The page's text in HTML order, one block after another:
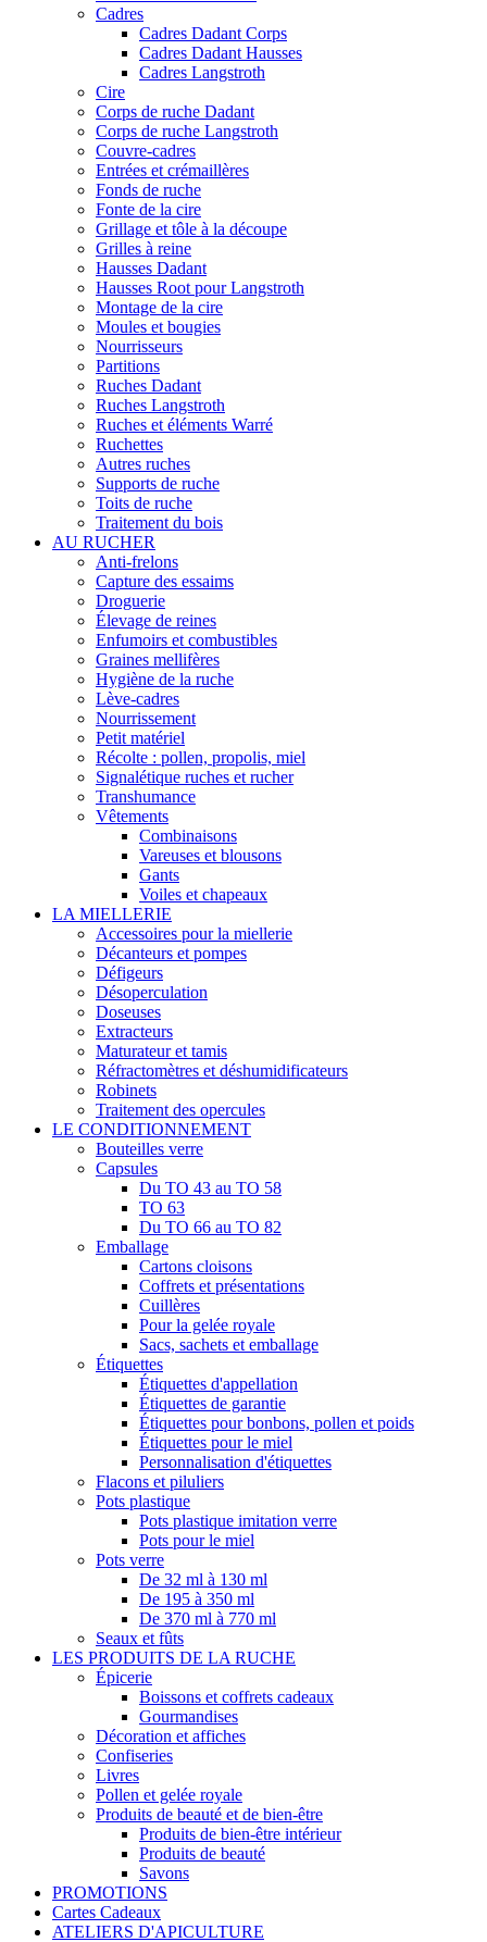
Cadres
Cadres Dadant Corps
Cadres Dadant Hausses
Cadres Langstroth
Cire
Corps de ruche Dadant
Corps de ruche Langstroth
Couvre-cadres
Entrées et crémaillères
Fonds de ruche
Fonte de la cire
Grillage et tôle à la découpe
Grilles à reine
Hausses Dadant
Hausses Root pour Langstroth
Montage de la cire
Moules et bougies
Nourrisseurs
Partitions
Ruches Dadant
Ruches Langstroth
Ruches et éléments Warré
Ruchettes
Autres ruches
Supports de ruche
Toits de ruche
Traitement du bois
AU RUCHER
Anti-frelons
Capture des essaims
Droguerie
Élevage de reines
Enfumoirs et combustibles
Graines mellifères
Hygiène de la ruche
Lève-cadres
Nourrissement
Petit matériel
Récolte : pollen, propolis, miel
Signalétique ruches et rucher
Transhumance
Vêtements
Combinaisons
Vareuses et blousons
Gants
Voiles et chapeaux
LA MIELLERIE
Accessoires pour la miellerie
Décanteurs et pompes
Défigeurs
Désoperculation
Doseuses
Extracteurs
Maturateur et tamis
Réfractomètres et déshumidificateurs
Robinets
Traitement des opercules
LE CONDITIONNEMENT
Bouteilles verre
Capsules
Du TO 43 au TO 58
TO 63
Du TO 66 au TO 82
Emballage
Cartons cloisons
Coffrets et présentations
Cuillères
Pour la gelée royale
Sacs, sachets et emballage
Étiquettes
Étiquettes d'appellation
Étiquettes de garantie
Étiquettes pour bonbons, pollen et poids
Étiquettes pour le miel
Personnalisation d'étiquettes
Flacons et piluliers
Pots plastique
Pots plastique imitation verre
Pots pour le miel
Pots verre
De 32 ml à 130 ml
De 195 à 350 ml
De 370 ml à 770 ml
Seaux et fûts
LES PRODUITS DE LA RUCHE
Épicerie
Boissons et coffrets cadeaux
Gourmandises
Décoration et affiches
Confiseries
Livres
Pollen et gelée royale
Produits de beauté et de bien-être
Produits de bien-être intérieur
Produits de beauté
Savons
PROMOTIONS
Cartes Cadeaux
ATELIERS D'APICULTURE